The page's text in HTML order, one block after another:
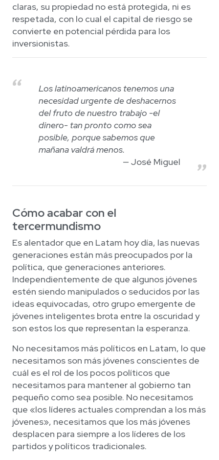
claras, su propiedad no está protegida, ni es
respetada, con lo cual el capital de riesgo se
convierte en potencial pérdida para los
inversionistas.
Los latinoamericanos tenemos una
necesidad urgente de deshacernos
del fruto de nuestro trabajo -el
dinero- tan pronto como sea
posible, porque sabemos que
mañana valdrá menos.
José Miguel
Cómo acabar con el
tercermundismo
Es alentador que en Latam hoy día, las nuevas
generaciones están más preocupados por la
política, que generaciones anteriores.
Independientemente de que algunos jóvenes
estén siendo manipulados o seducidos por las
ideas equivocadas, otro grupo emergente de
jóvenes inteligentes brota entre la oscuridad y
son estos los que representan la esperanza.
No necesitamos más políticos en Latam, lo que
necesitamos son más jóvenes conscientes de
cuál es el rol de los pocos políticos que
necesitamos para mantener al gobierno tan
pequeño como sea posible. No necesitamos
que «los líderes actuales comprendan a los más
jóvenes», necesitamos que los más jóvenes
desplacen para siempre a los líderes de los
partidos y políticos tradicionales.